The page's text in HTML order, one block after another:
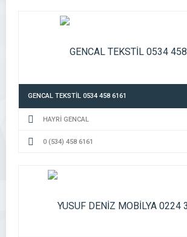
GENCAL TEKSTİL 0534 458 6161
HAYRİ GENCAL
0 (534) 458 6161